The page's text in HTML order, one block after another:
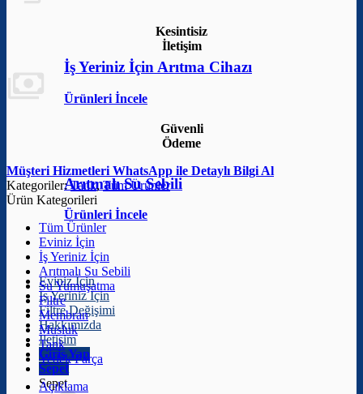
İş Yeriniz İçin Arıtma Cihazı
Ürünleri İncele
Arıtmalı Su Sebili
Ürünleri İncele
Eviniz İçin
İş Yeriniz İçin
Filtre Değişimi
Hakkımızda
İletişim
Giriş Yap
Sepet
Sepet
Kesintisiz
İletişim
Güvenli
Ödeme
Müşteri Hizmetleri WhatsApp ile Detaylı Bilgi Al
Kategoriler:Tank,Tüm Ürünler
Ürün Kategorileri
Tüm Ürünler
Eviniz İçin
İş Yeriniz İçin
Arıtmalı Su Sebili
Su Yumuşatma
Filtre
Membran
Musluk
Tank
Yedek Parça
Açıklama